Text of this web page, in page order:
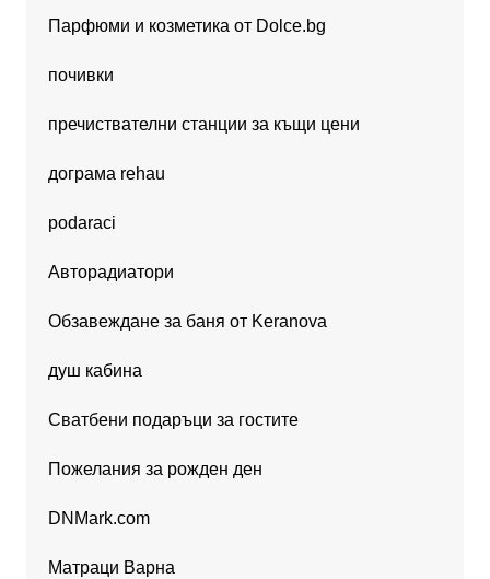
Парфюми и козметика от Dolce.bg
почивки
пречиствателни станции за къщи цени
дограма rehau
podaraci
Авторадиатори
Обзавеждане за баня от Keranova
душ кабина
Сватбени подаръци за гостите
Пожелания за рожден ден
DNMark.com
Матраци Варна